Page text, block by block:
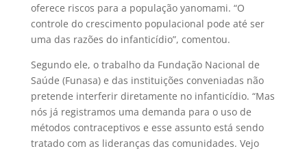
oferece riscos para a população yanomami. “O
controle do crescimento populacional pode até ser
uma das razões do infanticídio”, comentou.
Segundo ele, o trabalho da Fundação Nacional de
Saúde (Funasa) e das instituições conveniadas não
pretende interferir diretamente no infanticídio. “Mas
nós já registramos uma demanda para o uso de
métodos contraceptivos e esse assunto está sendo
tratado com as lideranças das comunidades. Vejo